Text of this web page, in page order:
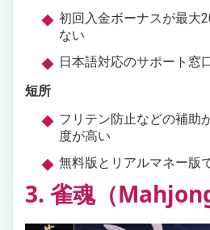
初回入金ボーナスが最大
ない
日本語対応のサポート窓
短所
フリテン防止などの補助
度が高い
無料版とリアルマネー版
3. 雀魂（